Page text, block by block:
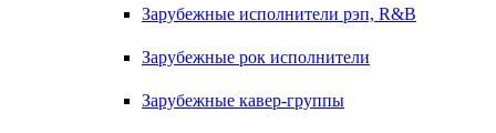
Зарубежные исполнители рэп, R&B
Зарубежные рок исполнители
Зарубежные кавер-группы